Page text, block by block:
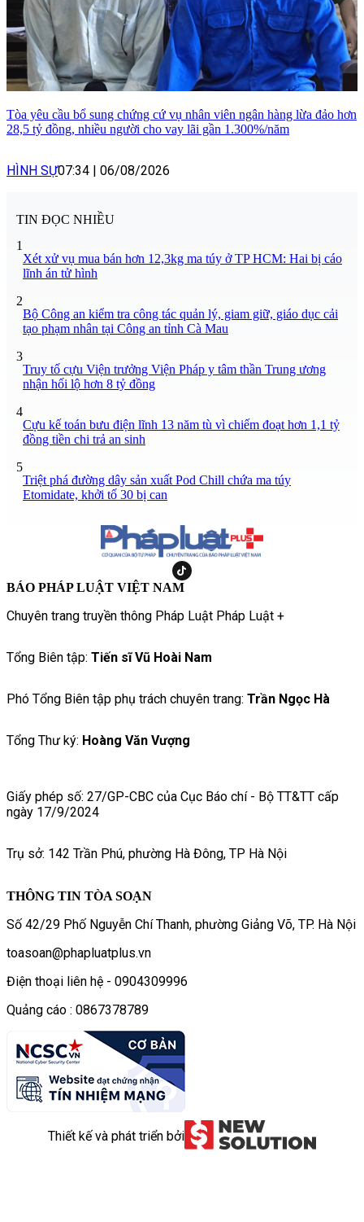
Tòa yêu cầu bổ sung chứng cứ vụ nhân viên ngân hàng lừa đảo hơn
28,5 tỷ đồng, nhiều người cho vay lãi gần 1.300%/năm
HÌNH SỰ07:34 | 06/08/2026
TIN ĐỌC NHIỀU
1
Xét xử vụ mua bán hơn 12,3kg ma túy ở TP HCM: Hai bị cáo
lĩnh án tử hình
2
Bộ Công an kiểm tra công tác quản lý, giam giữ, giáo dục cải
tạo phạm nhân tại Công an tỉnh Cà Mau
3
Truy tố cựu Viện trưởng Viện Pháp y tâm thần Trung ương
nhận hối lộ hơn 8 tỷ đồng
4
Cựu kế toán bưu điện lĩnh 13 năm tù vì chiếm đoạt hơn 1,1 tỷ
đồng tiền chi trả an sinh
5
Triệt phá đường dây sản xuất Pod Chill chứa ma túy
Etomidate, khởi tố 30 bị can
BÁO PHÁP LUẬT VIỆT NAM
Chuyên trang truyền thông Pháp Luật Pháp Luật +
Tổng Biên tập: Tiến sĩ Vũ Hoài Nam
Phó Tổng Biên tập phụ trách chuyên trang: Trần Ngọc Hà
Tổng Thư ký: Hoàng Văn Vượng
Giấy phép số: 27/GP-CBC của Cục Báo chí - Bộ TT&TT cấp
ngày 17/9/2024
Trụ sở: 142 Trần Phú, phường Hà Đông, TP Hà Nội
THÔNG TIN TÒA SOẠN
Số 42/29 Phố Nguyễn Chí Thanh, phường Giảng Võ, TP. Hà Nội
toasoan@phapluatplus.vn
Điện thoại liên hệ - 0904309996
Quảng cáo : 0867378789
Thiết kế và phát triển bởi